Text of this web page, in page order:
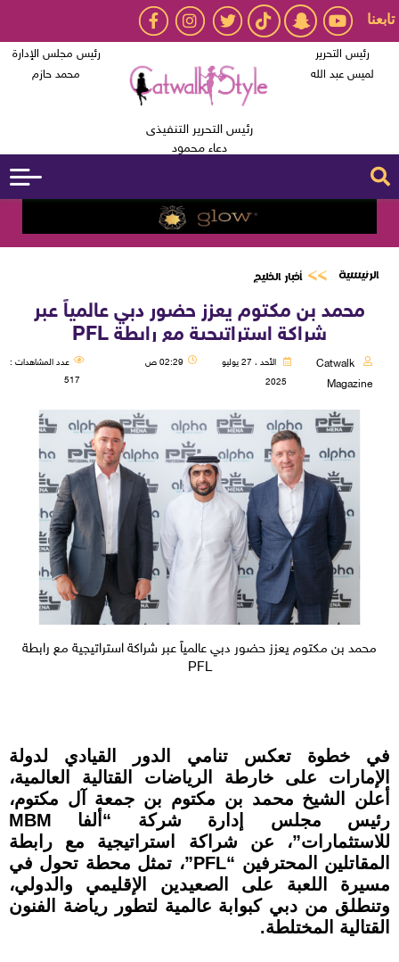
تابعنا
رئيس التحرير
لميس عبد الله
رئيس التحرير التنفيذى
دعاء محمود
رئيس مجلس الإدارة
محمد حازم
الرئيسية أخبار الخليج
محمد بن مكتوم يعزز حضور دبي عالمياً عبر
شراكة استراتيجية مع رابطة PFL
Catwalk
Magazine
الأحد ، 27 يوليو
2025
02:29 ص
عدد المشاهدات :
517
محمد بن مكتوم يعزز حضور دبي عالمياً عبر شراكة استراتيجية مع رابطة
PFL
في خطوة تعكس تنامي الدور القيادي لدولة
الإمارات على خارطة الرياضات القتالية العالمية،
أعلن الشيخ محمد بن مكتوم بن جمعة آل مكتوم،
رئيس مجلس إدارة شركة “ألفا MBM
للاستثمارات”، عن شراكة استراتيجية مع رابطة
المقاتلين المحترفين “PFL”، تمثل محطة تحول في
مسيرة اللعبة على الصعيدين الإقليمي والدولي،
وتنطلق من دبي كبوابة عالمية لتطور رياضة الفنون
القتالية المختلطة.